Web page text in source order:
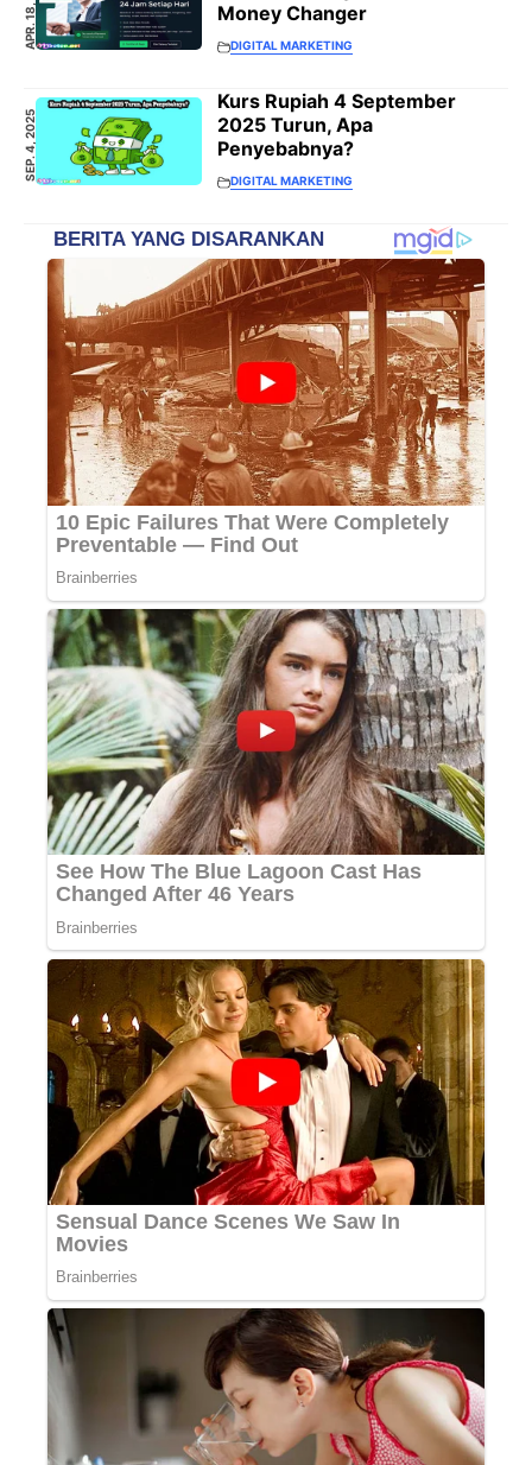
Money Changer
DIGITAL MARKETING
SEP. 4, 2025
Kurs Rupiah 4 September
2025 Turun, Apa
Penyebabnya?
DIGITAL MARKETING